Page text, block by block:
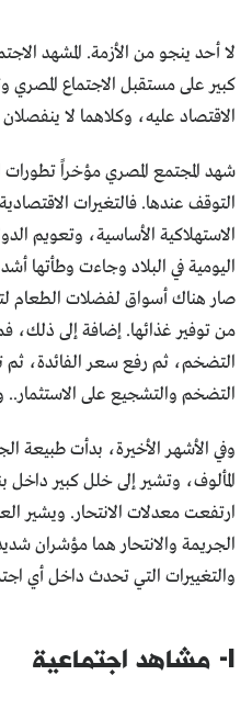
لا أحد ينجو من الأزمة. المشهد
كبير على مستقبل الاجتماع المصري
الاقتصاد عليه، وكلاهما لا
شهد المجتمع المصري مؤخراً تطورات
التوقف عندها. فالتغيرات
الاستهلاكية الأساسية، وتعويم
اليومية في البلاد وجاءت وطأتها
صار هناك أسواق لفضلات الطعام
من توفير غذائها. إضافة إلى
التضخم، ثم رفع سعر الفائدة، ثم
التضخم والتشجيع على الاستثمار..
وفي الأشهر الأخيرة، بدأت طبيعة
المألوف، وتشير إلى خلل كبير داخل
ارتفعت معدلات الانتحار. ويشير
الجريمة والانتحار هما مؤشران
والتغييرات التي تحدث داخل أي
I- مشاهد اجتماعية